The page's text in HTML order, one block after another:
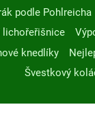
podle Pohlreicha
lichořeřišnice
knedlíky
Švestkový